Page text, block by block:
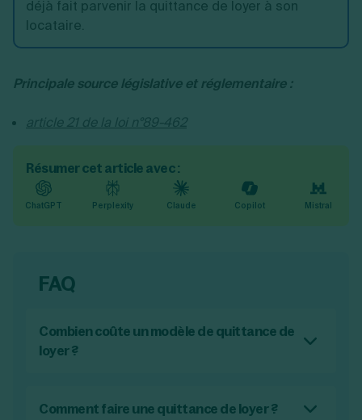
déjà fait parvenir la quittance de loyer à son
locataire.
Principale source législative et réglementaire :
article 21 de la loi n°89-462
Résumer cet article avec :
ChatGPT Perplexity Claude Copilot Mistral
FAQ
Combien coûte un modèle de quittance de
loyer ?
nous fournissons sur notre site Legalstart. Un
Comment faire une quittance de loyer ?